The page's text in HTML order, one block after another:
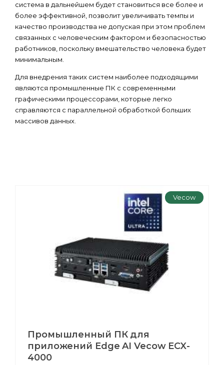
система в дальнейшем будет становиться все более и
более эффективной, позволит увеличивать темпы и
качество производства не допуская при этом проблем
связанных с человеческим фактором и безопасностью
работников, поскольку вмешательство человека будет
минимальным.
Для внедрения таких систем наиболее подходящими
являются промышленные ПК с современными
графическими процессорами, которые легко
справляются с параллельной обработкой больших
массивов данных.
Vecow
Промышленный ПК для
приложений Edge AI Vecow ECX-
4000